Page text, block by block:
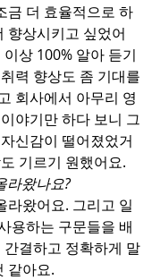
금 더 효율적으로 하
향상시키고 싶었어
상 100% 알아 듣기
력 향상도 좀 기대를
회사에서 아무리 영
야기만 하다 보니 그
신감이 떨어졌었거
기르기 원했어요.
라왔나요?
라왔어요. 그리고 일
용하는 구문들을 배
결하고 정확하게 말
같아요.